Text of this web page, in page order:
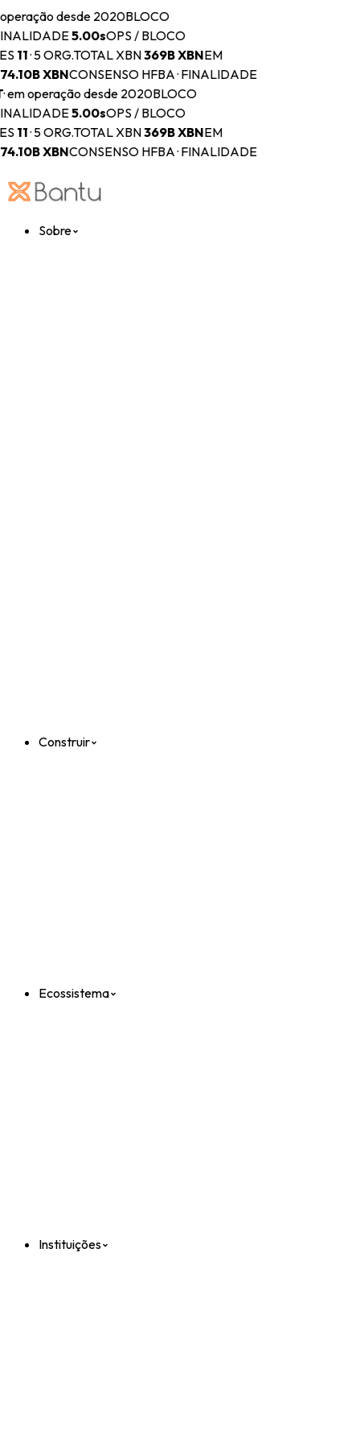
desde 2020BLOCO
5.00sOPS / BLOCO
11·5 ORG.TOTAL XBN369BXBNEM
XBNCONSENSO HFBA · FINALIDADE
·em operação desde 2020BLOCO
5.00sOPS / BLOCO
11·5 ORG.TOTAL XBN369BXBNEM
XBNCONSENSO HFBA · FINALIDADE
Sobre
Construir
Ecossistema
Instituições